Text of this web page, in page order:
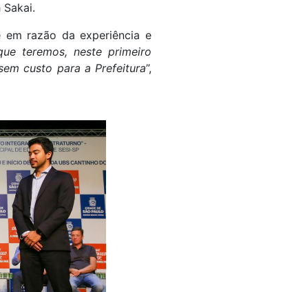
razão da experiência e
teremos, neste primeiro
custo para a Prefeitura”,